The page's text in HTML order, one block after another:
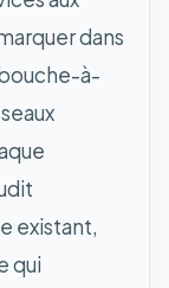
dans
à-
existant,
qui